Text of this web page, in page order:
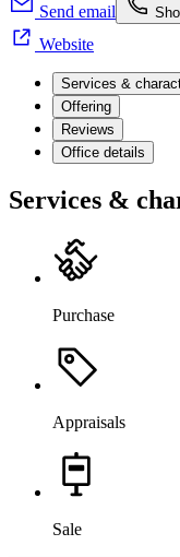
Send email
Website
Services &
Offering
Reviews
Office details
Services &
Purchase
Appraisals
Sale